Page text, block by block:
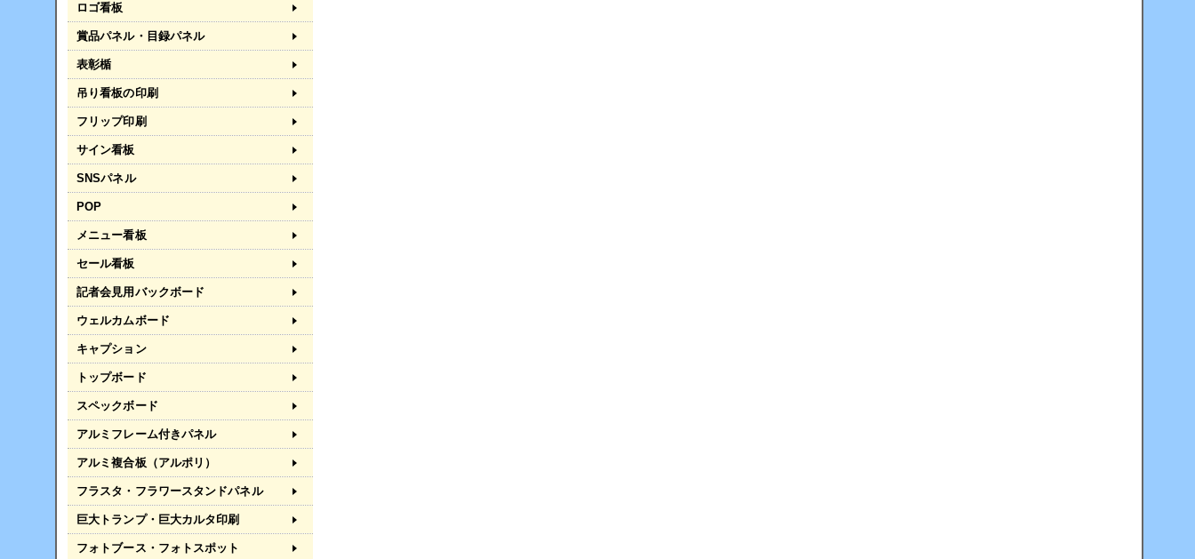
ロゴ看板
賞品パネル・目録パネル
表彰楯
吊り看板の印刷
フリップ印刷
サイン看板
SNSパネル
POP
メニュー看板
セール看板
記者会見用バックボード
ウェルカムボード
キャプション
トップボード
スペックボード
アルミフレーム付きパネル
アルミ複合板（アルポリ）
フラスタ・フラワースタンドパネル
巨大トランプ・巨大カルタ印刷
フォトブース・フォトスポット